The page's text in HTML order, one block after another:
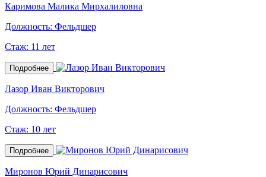
Каримова Малика Мирхалиловна
Должность: Фельдшер
Стаж: 11 лет
Подробнее
Лазор Иван Викторович
Должность: Фельдшер
Стаж: 10 лет
Подробнее
Миронов Юрий Динарисович